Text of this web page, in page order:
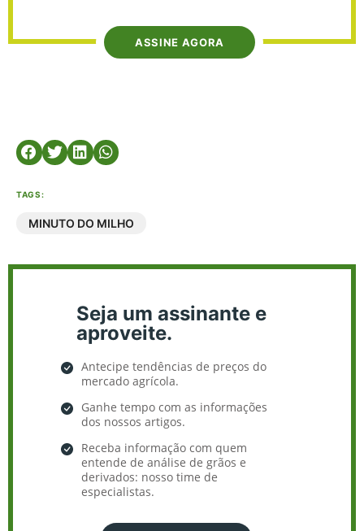
ASSINE AGORA
TAGS:
MINUTO DO MILHO
Seja um assinante e
aproveite.
Antecipe tendências de preços do
mercado agrícola.
Ganhe tempo com as informações
dos nossos artigos.
Receba informação com quem
entende de análise de grãos e
derivados: nosso time de
especialistas.